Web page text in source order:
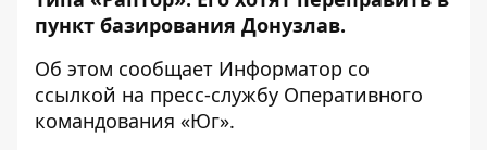
пункт базирования Донузлав.
Об этом сообщает Информатор со
ссылкой на пресс-службу Оперативного
командования «Юг».